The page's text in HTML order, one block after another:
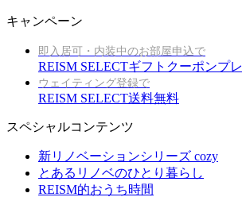
キャンペーン
即入居可・内装中のお部屋申込で
REISM SELECTギフトクーポンプ
ウェイティング登録で
REISM SELECT送料無料
スペシャルコンテンツ
新リノベーションシリーズ cozy
とあるリノベのひとり暮らし
REISM的おうち時間